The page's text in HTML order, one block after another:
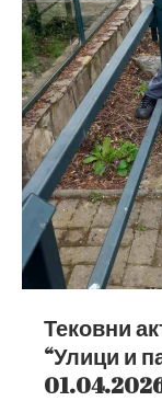
Тековни
“Улици и